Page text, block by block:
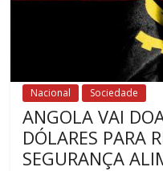
Nacional Sociedade
ANGOLA VAI
DÓLARES PARA
SEGURANÇA